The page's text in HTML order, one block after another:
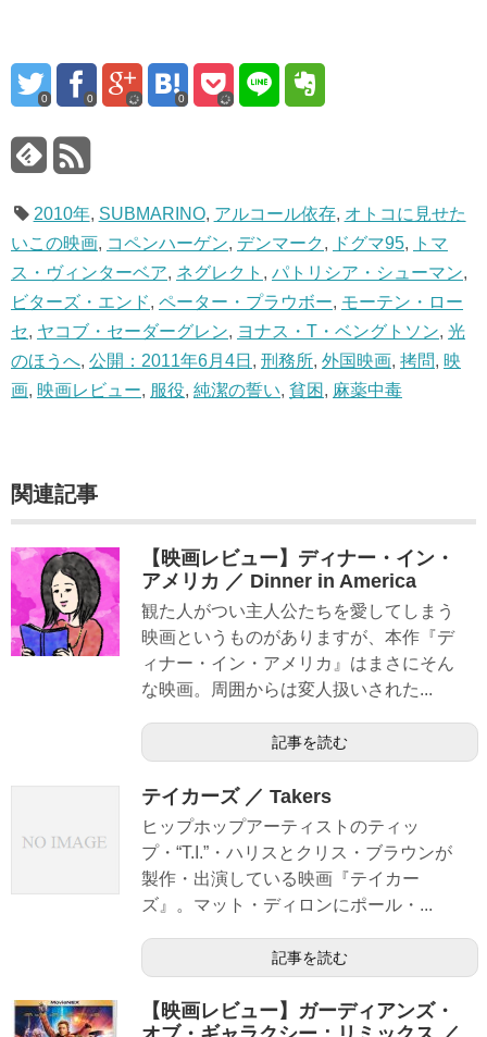
0 0 0
2010年, SUBMARINO, アルコール依存, オトコに見せた
いこの映画, コペンハーゲン, デンマーク , ドグマ95,
トマ
ス・ヴィンターベア, ネグレクト , パトリシア・シューマン,
ビターズ・エンド, ペーター・プラウボー, モーテン・ロー
セ, ヤコブ・セーダーグレン, ヨナス・T・ベングトソン, 光
のほうへ, 公開：2011年6月4日 , 刑務所, 外国映画, 拷問, 映
画, 映画レビュー, 服役, 純潔の誓い, 貧困 , 麻薬中毒
関連記事
【映画レビュー】ディナー・イン・
アメリカ ／ Dinner in America
観た人がつい主人公たちを愛してしまう
映画というものがありますが、本作『デ
ィナー・イン・アメリカ』はまさにそん
な映画。周囲からは変人扱いされた...
記事を読む
テイカーズ ／ Takers
ヒップホップアーティストのティッ
プ・“T.I.”・ハリスとクリス・ブラウンが
製作・出演している映画『テイカー
ズ』。マット・ディロンにポール・...
記事を読む
【映画レビュー】ガーディアンズ・